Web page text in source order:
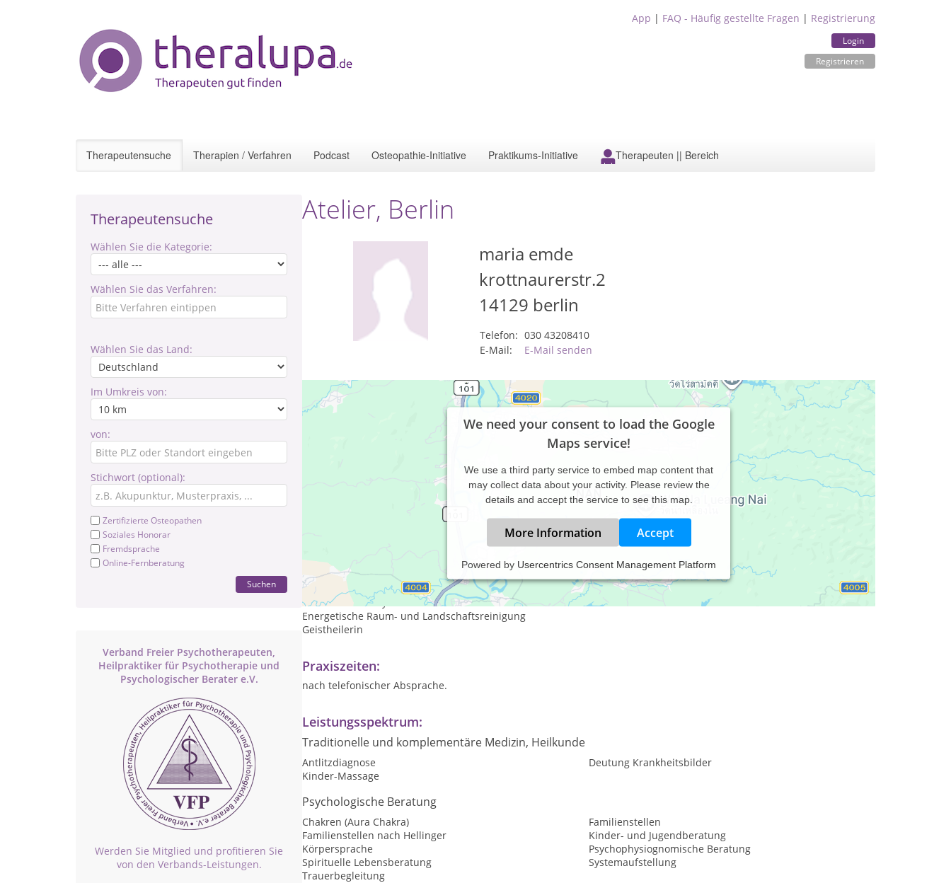
App | FAQ - Häufig gestellte Fragen | Registrierung
Login
Registrieren
Therapeutensuche Therapien / Verfahren Podcast Osteopathie-Initiative Praktikums-Initiative Therapeuten || Bereich
Therapeutensuche
Wählen Sie die Kategorie:
Wählen Sie das Verfahren:
Wählen Sie das Land:
Im Umkreis von:
von:
Stichwort (optional):
Zertifizierte Osteopathen
Soziales Honorar
Fremdsprache
Online-Fernberatung
Suchen
Verband Freier Psychotherapeuten,
Heilpraktiker für Psychotherapie und
Psychologischer Berater e.V.
Werden Sie Mitglied und profitieren Sie
von den Verbands-Leistungen.
Atelier, Berlin
maria emde
krottnaurerstr.2
14129 berlin
Telefon: 030 43208410
E-Mail:
E-Mail senden
We need your consent to load the Google
Maps service!
We use a third party service to embed map content that
may collect data about your activity. Please review the
details and accept the service to see this map.
More Information Accept
Powered by Usercentrics Consent Management Platform
Kunsttherapeutin
Reinkarnationstherapeutin
Karmische und systemischeFamilienstellerin
Energetische Raum- und Landschaftsreinigung
Geistheilerin
Praxiszeiten:
nach telefonischer Absprache.
Leistungsspektrum:
Traditionelle und komplementäre Medizin, Heilkunde
Antlitzdiagnose
Deutung Krankheitsbilder
Kinder-Massage
Psychologische Beratung
Chakren (Aura Chakra)
Familienstellen
Familienstellen nach Hellinger
Kinder- und Jugendberatung
Körpersprache
Psychophysiognomische Beratung
Spirituelle Lebensberatung
Systemaufstellung
Trauerbegleitung